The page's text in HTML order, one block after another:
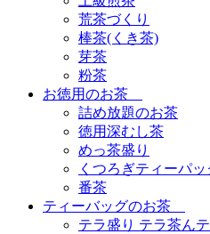
荒茶づくり
棒茶(くき茶)
芽茶
粉茶
お徳用のお茶
詰め放題のお茶
徳用深むし茶
めっ茶盛り
くつろぎティーパッ
番茶
ティーバッグのお茶
テラ盛り テラ茶ん